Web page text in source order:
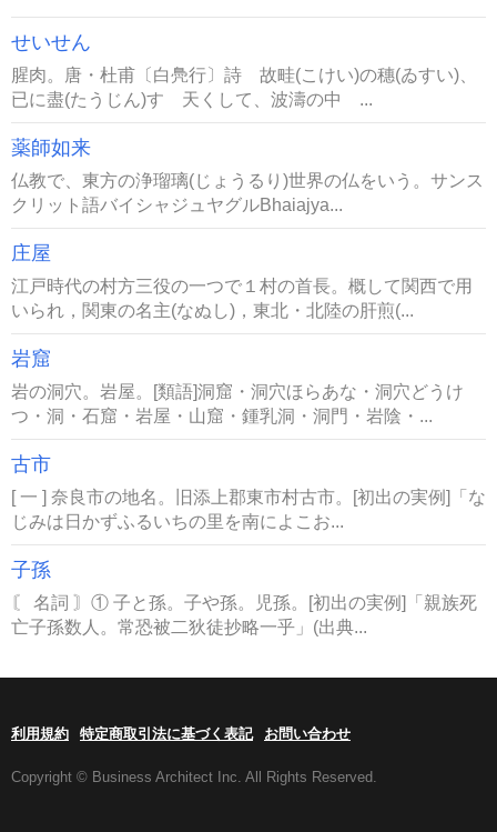
せいせん
腥肉。唐・杜甫〔白鳧行〕詩 故畦(こけい)の穗(ゐすい)、
已に盡(たうじん)す 天くして、波濤の中 ...
薬師如来
仏教で、東方の浄瑠璃(じょうるり)世界の仏をいう。サンス
クリット語バイシャジュヤグルBhaiajya...
庄屋
江戸時代の村方三役の一つで１村の首長。概して関西で用
いられ，関東の名主(なぬし)，東北・北陸の肝煎(...
岩窟
岩の洞穴。岩屋。[類語]洞窟・洞穴ほらあな・洞穴どうけ
つ・洞・石窟・岩屋・山窟・鍾乳洞・洞門・岩陰・...
古市
[ 一 ] 奈良市の地名。旧添上郡東市村古市。[初出の実例]「な
じみは日かずふるいちの里を南によこお...
子孫
〘 名詞 〙① 子と孫。子や孫。児孫。[初出の実例]「親族死
亡子孫数人。常恐被二狄徒抄略一乎」(出典...
利用規約 特定商取引法に基づく表記 お問い合わせ
Copyright © Business Architect Inc. All Rights Reserved.